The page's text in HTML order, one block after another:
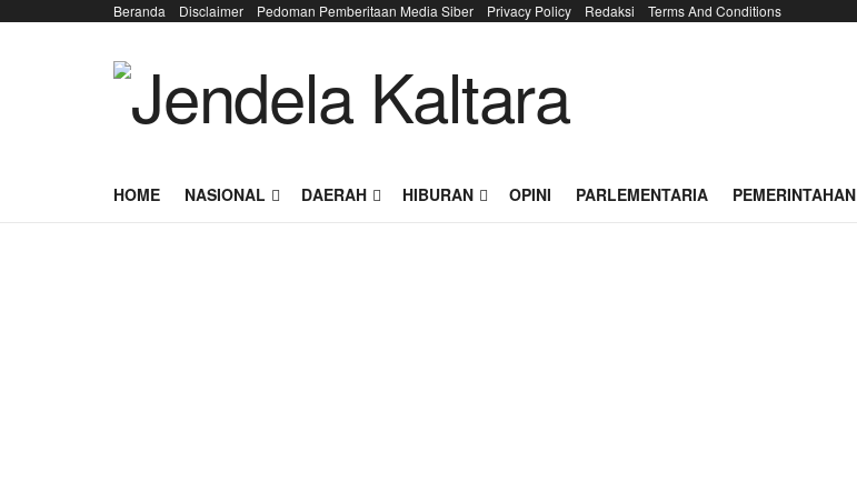
Beranda Disclaimer Pedoman Pemberitaan Media Siber Privacy Policy Redaksi Terms And Conditions
HOME NASIONAL DAERAH HIBURAN OPINI PARLEMENTARIA PEMERINTAHAN